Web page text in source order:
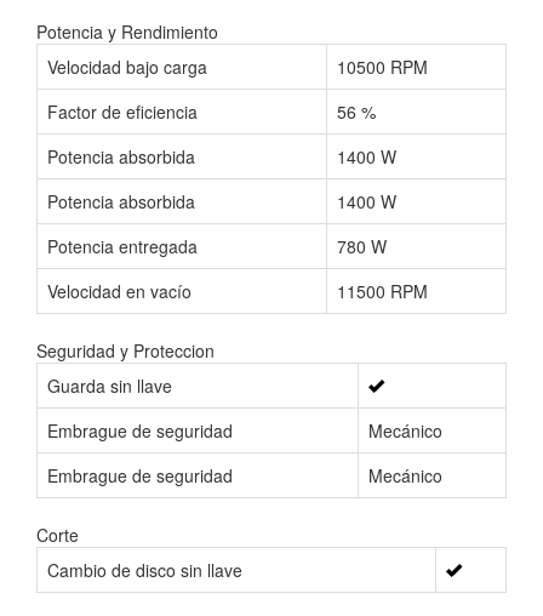
Potencia y Rendimiento
Velocidad bajo carga
10500 RPM
Factor de eficiencia
56 %
Potencia absorbida
1400 W
Potencia absorbida
1400 W
Potencia entregada
780 W
Velocidad en vacío
11500 RPM
Seguridad y Proteccion
Guarda sin llave
Embrague de seguridad
Mecánico
Embrague de seguridad
Mecánico
Corte
Cambio de disco sin llave